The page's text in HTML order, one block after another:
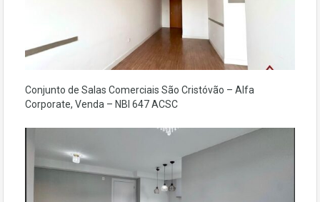
Conjunto de Salas Comerciais São Cristóvão – Alfa
Corporate, Venda – NBI 647 ACSC